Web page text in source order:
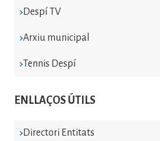
Despí TV
Arxiu municipal
Tennis Despí
ENLLAÇOS ÚTILS
Directori Entitats